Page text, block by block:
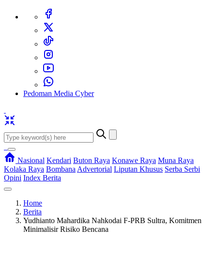
Pedoman Media Cyber
Nasional Kendari Buton Raya Konawe Raya Muna Raya
Kolaka Raya Bombana Advertorial Liputan Khusus Serba Serbi
Opini Index Berita
Home
Berita
Yudhianto Mahardika Nahkodai F-PRB Sultra, Komitmen
Minimalisir Risiko Bencana